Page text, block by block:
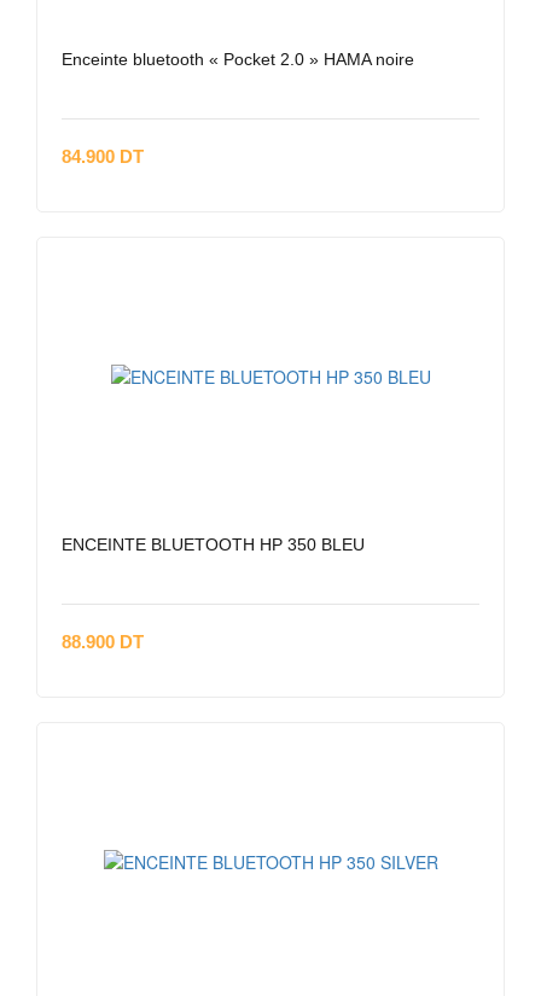
Enceinte bluetooth « Pocket 2.0 » HAMA noire
84.900 DT
ENCEINTE BLUETOOTH HP 350 BLEU
88.900 DT